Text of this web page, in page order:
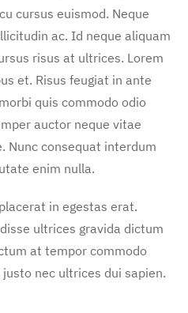
cursus euismod. Neque
ac. Id neque aliquam
risus at ultrices. Lorem
et. Risus feugiat in ante
quis commodo odio
auctor neque vitae
Nunc consequat interdum
enim nulla.
in egestas erat.
ultrices gravida dictum
at tempor commodo
nec ultrices dui sapien.